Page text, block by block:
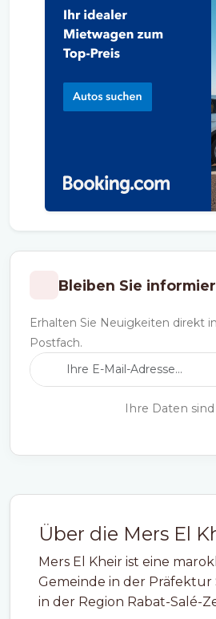
Über die Mers El
Mers El Kheir ist eine
Gemeinde in der Präfektur
in der Region Rabat-Salé-
Bleiben Sie
Erhalten Sie Neuigkeiten direkt
Postfach.
Ihre Daten sind